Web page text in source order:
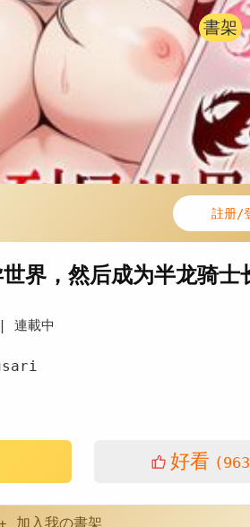
書架
註册/
界，然后成为半龙骑士
連載中
好看
加入我の書架